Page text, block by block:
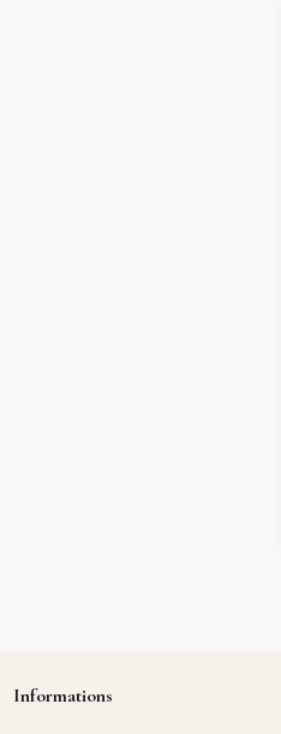
Informations